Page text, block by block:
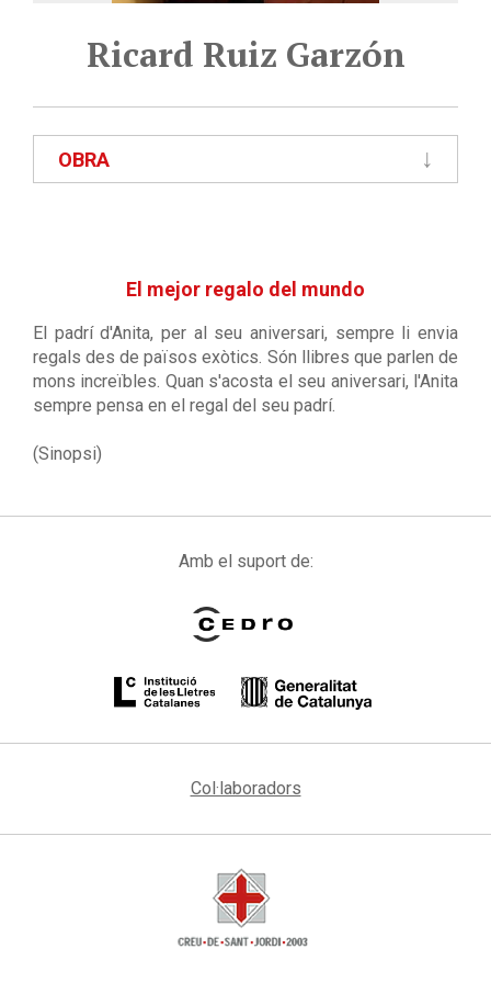
Ricard Ruiz Garzón
OBRA
El mejor regalo del mundo
El padrí d'Anita, per al seu aniversari, sempre li envia
regals des de països exòtics. Són llibres que parlen de
mons increïbles. Quan s'acosta el seu aniversari, l'Anita
sempre pensa en el regal del seu padrí.
(Sinopsi)
Amb el suport de:
Col·laboradors